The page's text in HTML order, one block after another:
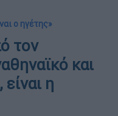
ο ηγέτης»
τον
και
η